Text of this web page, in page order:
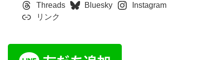
Threads Bluesky
Instagram
リンク